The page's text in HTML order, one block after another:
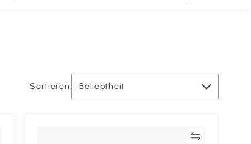
Sortieren: Beliebtheit